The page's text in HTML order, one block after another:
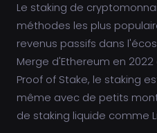
Le staking de
méthodes les plus
revenus passifs dans
Merge d'Ethereum en
Proof of Stake, le staking
même avec de petits
de staking liquide comme